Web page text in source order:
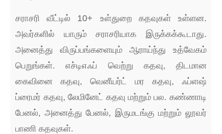
சராசரி வீட்டில் 10+ உள்துறை கதவுகள் உள்ளன.
அவர்களில் யாரும் சராசரியாக இருக்கக்கூடாது.
அனைத்து விருப்பங்களையும் ஆராய்ந்து உத்வேகம்
பெறுங்கள். எச்டிஎஃப் வெற்று கதவு, திடமான
கைவினை கதவு, வெனீயர்ட் மர கதவு, ஃப்ளஷ்
ப்ரைமர் கதவு, லேமினேட் கதவு மற்றும் பல. கண்ணாடி
பேனல், அனைத்து பேனல், இருமடங்கு மற்றும் லூவர்
பாணி கதவுகள்.